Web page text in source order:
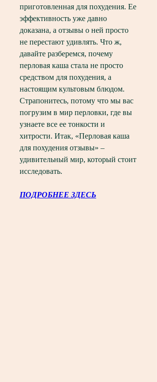
приготовленная для похудения. Ее
эффективность уже давно
доказана, а отзывы о ней просто
не перестают удивлять. Что ж,
давайте разберемся, почему
перловая каша стала не просто
средством для похудения, а
настоящим культовым блюдом.
Страпонитесь, потому что мы вас
погрузим в мир перловки, где вы
узнаете все ее тонкости и
хитрости. Итак, «Перловая каша
для похудения отзывы» –
удивительный мир, который стоит
исследовать.
ПОДРОБНЕЕ ЗДЕСЬ